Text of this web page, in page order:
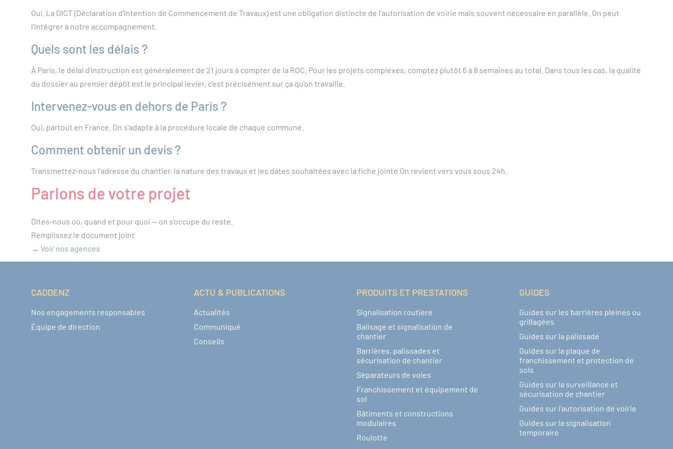
Oui. La DICT (Déclaration d'Intention de Commencement de Travaux) est une obligation distincte de l'autorisation de voirie mais souvent nécessaire en parallèle. On peut
l'intégrer à notre accompagnement.
Quels sont les délais ?
À Paris, le délai d'instruction est généralement de 21 jours à compter de la ROC. Pour les projets complexes, comptez plutôt 6 à 8 semaines au total. Dans tous les cas, la qualité
du dossier au premier dépôt est le principal levier, c'est précisément sur ça qu'on travaille.
Intervenez-vous en dehors de Paris ?
Oui, partout en France. On s'adapte à la procédure locale de chaque commune.
Comment obtenir un devis ?
Transmettez-nous l'adresse du chantier, la nature des travaux et les dates souhaitées avec la fiche jointe On revient vers vous sous 24h.
Parlons de votre projet
Dites-nous où, quand et pour quoi — on s'occupe du reste.
Remplissez le document joint
→ Voir nos agences
Navigation pied de page
CADDENZ
Nos engagements responsables
Équipe de direction
ACTU & PUBLICATIONS
Actualités
Communiqué
Conseils
PRODUITS ET PRESTATIONS
Signalisation routière
Balisage et signalisation de
chantier
Barrières, palissades et
sécurisation de chantier
Séparateurs de voies
Franchissement et équipement de
sol
Bâtiments et constructions
modulaires
Roulotte
GUIDES
Guides sur les barrières pleines ou
grillagées
Guides sur la palissade
Guides sur la plaque de
franchissement et protection de
sols
Guides sur la surveillance et
sécurisation de chantier
Guides sur l'autorisation de voirie
Guides sur la signalisation
temporaire